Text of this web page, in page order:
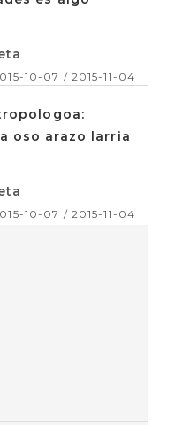
10-07 / 2015-11-04
oso arazo larria
10-07 / 2015-11-04